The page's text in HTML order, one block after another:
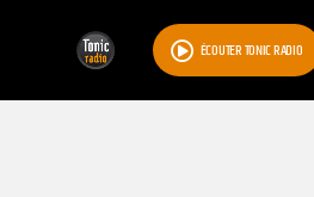
ÉCOUTER TONIC RADIO